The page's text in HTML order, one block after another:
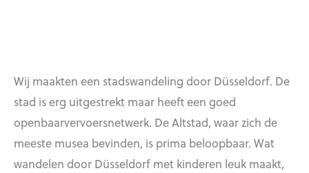
Wij maakten een stadswandeling door Düsseldorf. De
stad is erg uitgestrekt maar heeft een goed
openbaarvervoersnetwerk. De Altstad, waar zich de
meeste musea bevinden, is prima beloopbaar. Wat
wandelen door Düsseldorf met kinderen leuk maakt,